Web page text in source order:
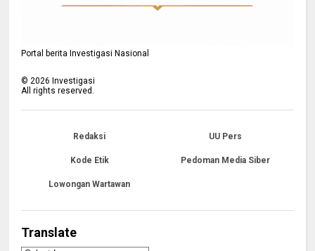
Portal berita Investigasi Nasional
©2026 Investigasi
All rights reserved.
Redaksi UU Pers
Kode Etik Pedoman Media Siber
Lowongan Wartawan
Translate